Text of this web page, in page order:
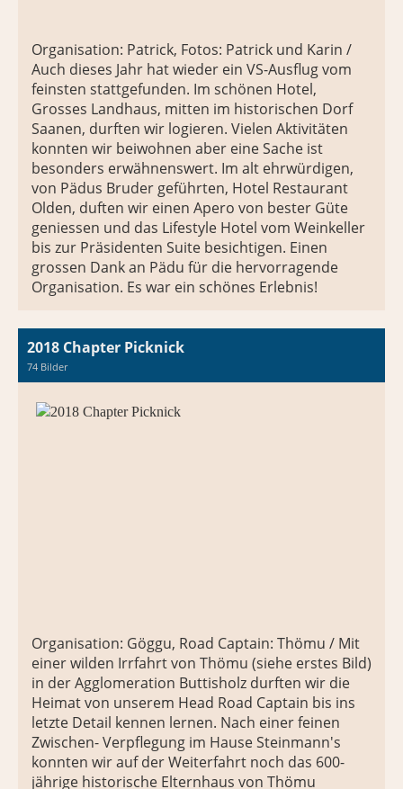
Organisation: Patrick, Fotos: Patrick und Karin /
Auch dieses Jahr hat wieder ein VS-Ausflug vom
feinsten stattgefunden. Im schönen Hotel,
Grosses Landhaus, mitten im historischen Dorf
Saanen, durften wir logieren. Vielen Aktivitäten
konnten wir beiwohnen aber eine Sache ist
besonders erwähnenswert. Im alt ehrwürdigen,
von Pädus Bruder geführten, Hotel Restaurant
Olden, duften wir einen Apero von bester Güte
geniessen und das Lifestyle Hotel vom Weinkeller
bis zur Präsidenten Suite besichtigen. Einen
grossen Dank an Pädu für die hervorragende
Organisation. Es war ein schönes Erlebnis!
2018 Chapter Picknick
74 Bilder
Organisation: Göggu, Road Captain: Thömu / Mit
einer wilden Irrfahrt von Thömu (siehe erstes Bild)
in der Agglomeration Buttisholz durften wir die
Heimat von unserem Head Road Captain bis ins
letzte Detail kennen lernen. Nach einer feinen
Zwischen- Verpflegung im Hause Steinmann's
konnten wir auf der Weiterfahrt noch das 600-
jährige historische Elternhaus von Thömu